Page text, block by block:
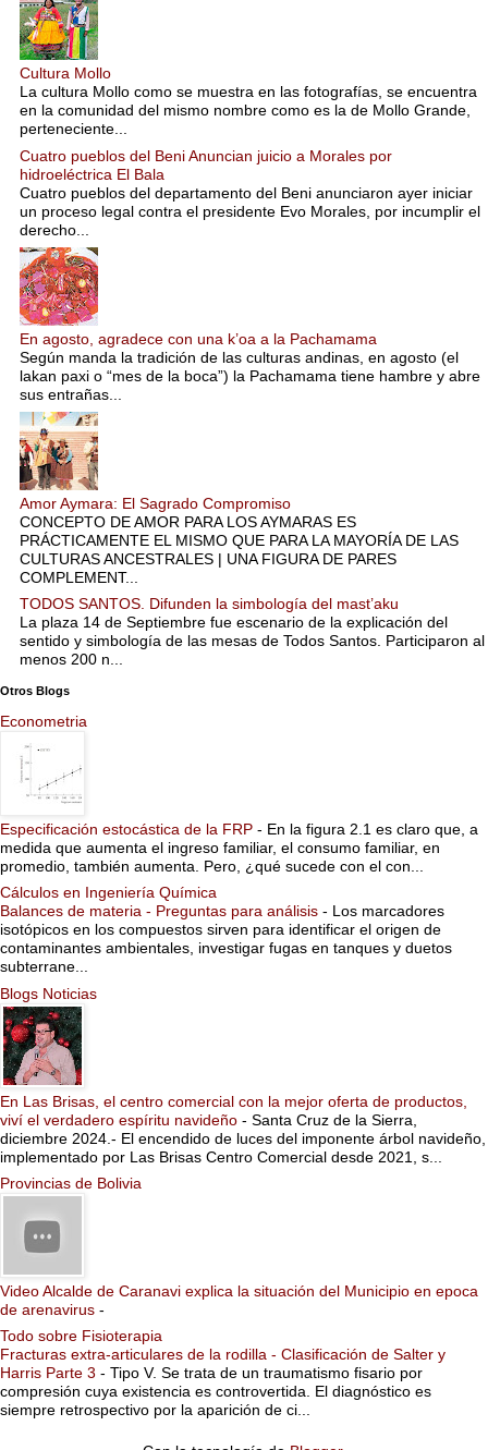
Cultura Mollo
La cultura Mollo como se muestra en las fotografías, se encuentra
en la comunidad del mismo nombre como es la de Mollo Grande,
perteneciente...
Cuatro pueblos del Beni Anuncian juicio a Morales por
hidroeléctrica El Bala
Cuatro pueblos del departamento del Beni anunciaron ayer iniciar
un proceso legal contra el presidente Evo Morales, por incumplir el
derecho...
En agosto, agradece con una k’oa a la Pachamama
Según manda la tradición de las culturas andinas, en agosto (el
lakan paxi o “mes de la boca”) la Pachamama tiene hambre y abre
sus entrañas...
Amor Aymara: El Sagrado Compromiso
CONCEPTO DE AMOR PARA LOS AYMARAS ES
PRÁCTICAMENTE EL MISMO QUE PARA LA MAYORÍA DE LAS
CULTURAS ANCESTRALES | UNA FIGURA DE PARES
COMPLEMENT...
TODOS SANTOS. Difunden la simbología del mast’aku
La plaza 14 de Septiembre fue escenario de la explicación del
sentido y simbología de las mesas de Todos Santos. Participaron al
menos 200 n...
Otros Blogs
Econometria
Especificación estocástica de la FRP - En la figura 2.1 es claro que, a
medida que aumenta el ingreso familiar, el consumo familiar, en
promedio, también aumenta. Pero, ¿qué sucede con el con...
Cálculos en Ingeniería Química
Balances de materia - Preguntas para análisis - Los marcadores
isotópicos en los compuestos sirven para identificar el origen de
contaminantes ambientales, investigar fugas en tanques y duetos
subterrane...
Blogs Noticias
En Las Brisas, el centro comercial con la mejor oferta de productos,
viví el verdadero espíritu navideño - Santa Cruz de la Sierra,
diciembre 2024.- El encendido de luces del imponente árbol navideño,
implementado por Las Brisas Centro Comercial desde 2021, s...
Provincias de Bolivia
Video Alcalde de Caranavi explica la situación del Municipio en epoca
de arenavirus -
Todo sobre Fisioterapia
Fracturas extra-articulares de la rodilla - Clasificación de Salter y
Harris Parte 3 - Tipo V. Se trata de un traumatismo fisario por
compresión cuya existencia es controvertida. El diagnóstico es
siempre retrospectivo por la aparición de ci...